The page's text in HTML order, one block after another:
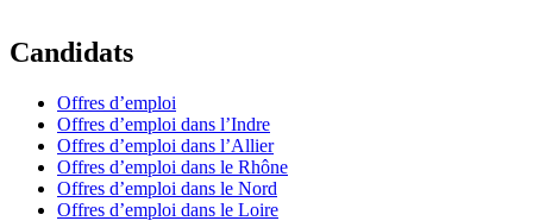
Candidats
Offres d’emploi
Offres d’emploi dans l’Indre
Offres d’emploi dans l’Allier
Offres d’emploi dans le Rhône
Offres d’emploi dans le Nord
Offres d’emploi dans le Loire